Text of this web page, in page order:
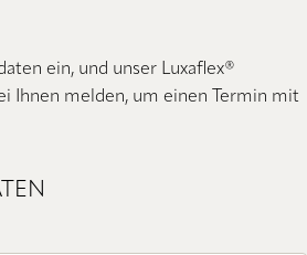
ein, und unser Luxaflex®
Ihnen melden, um einen Termin mit